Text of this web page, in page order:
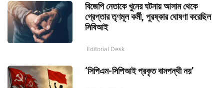
বিজেপি নেতাকে খুনের ঘটনায় আসাম থেকে
গ্রেপ্তার তৃণমূল কর্মী, পুরষ্কার ঘোষণা করেছিল
সিবিআই
Editorial Desk
‘সিপিএম-সিপিআই প্রকৃত বামপন্থী নয়’